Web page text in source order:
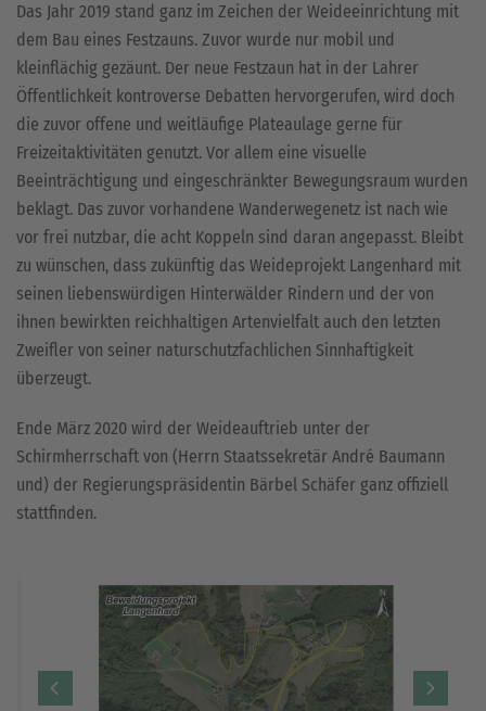
Das Jahr 2019 stand ganz im Zeichen der Weideeinrichtung mit
dem Bau eines Festzauns. Zuvor wurde nur mobil und
kleinflächig gezäunt. Der neue Festzaun hat in der Lahrer
Öffentlichkeit kontroverse Debatten hervorgerufen, wird doch
die zuvor offene und weitläufige Plateaulage gerne für
Freizeitaktivitäten genutzt. Vor allem eine visuelle
Beeinträchtigung und eingeschränkter Bewegungsraum wurden
beklagt. Das zuvor vorhandene Wanderwegenetz ist nach wie
vor frei nutzbar, die acht Koppeln sind daran angepasst. Bleibt
zu wünschen, dass zukünftig das Weideprojekt Langenhard mit
seinen liebenswürdigen Hinterwälder Rindern und der von
ihnen bewirkten reichhaltigen Artenvielfalt auch den letzten
Zweifler von seiner naturschutzfachlichen Sinnhaftigkeit
überzeugt.
Ende März 2020 wird der Weideauftrieb unter der
Schirmherrschaft von (Herrn Staatssekretär André Baumann
und) der Regierungspräsidentin Bärbel Schäfer ganz offiziell
stattfinden.